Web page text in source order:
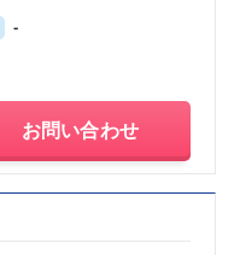
-
お問い合わせ